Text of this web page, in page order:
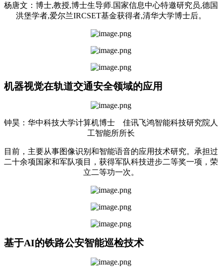
杨唐文：博士,教授,博士生导师.国家信息中心特邀研究员,德国
洪堡学者,爱尔兰IRCSET基金获得者,清华大学博士后。
机器视觉在轨道交通安全领域的应用
钟昊：华中科技大学计算机博士 佳讯飞鸿智能科技研究院人
工智能所所长
目前，主要从事图像识别和智能语音的应用技术研究。承担过
二十余项国家和军队项目，获得军队科技进步二等奖一项，荣
立二等功一次。
基于AI的铁路公安智能巡检技术